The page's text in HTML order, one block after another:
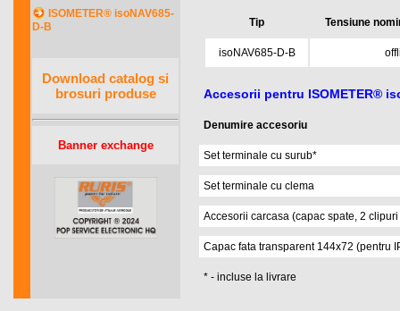
ISOMETER® isoNAV685-
D-B
Download catalog si
brosuri produse
Banner exchange
Tip Tensiune
isoNAV685-D-B
Accesorii pentru ISOMETER®
Denumire accesoriu
Set terminale cu surub*
Set terminale cu clema
Accesorii carcasa (capac spate, 2
Capac fata transparent 144x72 (pentru
* - incluse la livrare